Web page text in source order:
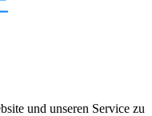
und unseren Service zu